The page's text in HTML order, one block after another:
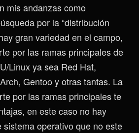
mis andanzas como
por la “distribución
gran variedad en el campo,
por las ramas principales de
Linux ya sea Red Hat,
Gentoo y otras tantas. La
por las ramas principales te
en este caso no hay
sistema operativo que no este